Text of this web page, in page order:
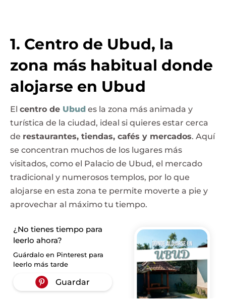
1. Centro de Ubud, la
zona más habitual donde
alojarse en Ubud
El centro de Ubud es la zona más animada y
turística de la ciudad, ideal si quieres estar cerca
de restaurantes, tiendas, cafés y mercados. Aquí
se concentran muchos de los lugares más
visitados, como el Palacio de Ubud, el mercado
tradicional y numerosos templos, por lo que
alojarse en esta zona te permite moverte a pie y
aprovechar al máximo tu tiempo.
¿No tienes tiempo para
leerlo ahora?
Guárdalo en Pinterest para
leerlo más tarde